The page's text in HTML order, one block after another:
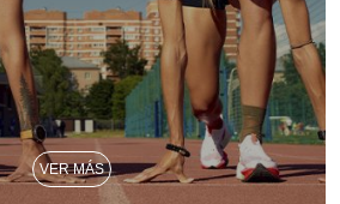
VER MÁS